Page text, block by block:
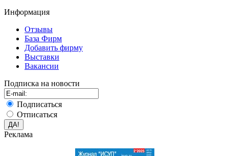
Информация
Отзывы
База Фирм
Добавить фирму
Выставки
Вакансии
Подписка на новости
Подписаться
Отписаться
Реклама